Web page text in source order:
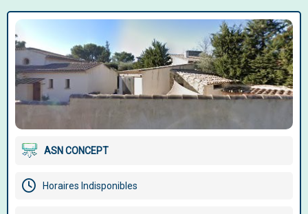
ASN CONCEPT
Horaires Indisponibles